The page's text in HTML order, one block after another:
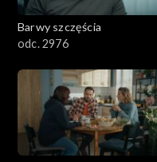
Barwy szczęścia
odc. 2976